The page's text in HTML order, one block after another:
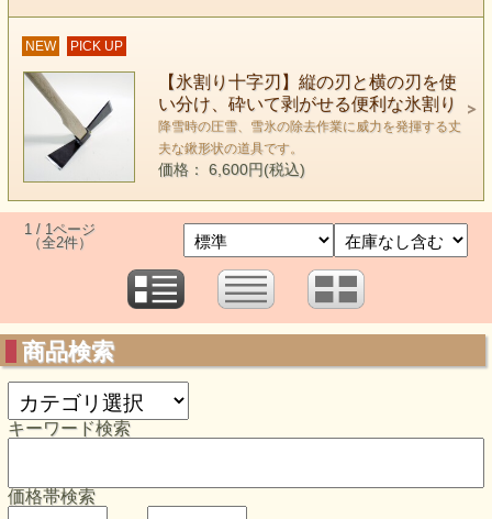
NEW PICK UP
【氷割り十字刃】縦の刃と横の刃を使
い分け、砕いて剥がせる便利な氷割り
降雪時の圧雪、雪氷の除去作業に威力を発揮する丈
夫な鍬形状の道具です。
価格： 6,600円(税込)
1 / 1ページ
（全2件）
商品検索
キーワード検索
価格帯検索